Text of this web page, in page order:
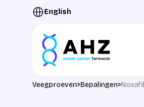
Ga naar de inhoud
English
Veegproeven>Bepalingen>Noxafil